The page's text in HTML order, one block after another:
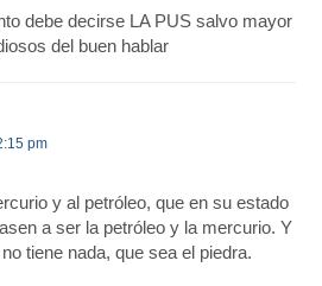
debe decirse LA PUS salvo mayor
del buen hablar
pm
y al petróleo, que en su estado
a ser la petróleo y la mercurio. Y
tiene nada, que sea el piedra.